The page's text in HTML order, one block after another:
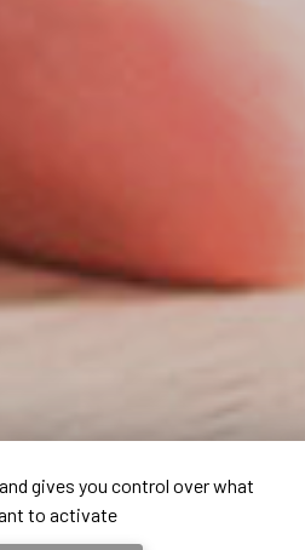
gives you control over what
to activate